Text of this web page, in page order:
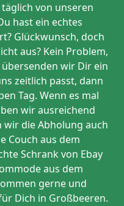
von unseren
hast ein echtes
Glückwunsch, doch
aus? Kein Problem,
wir Dir ein
zeitlich passt, dann
Tag. Wenn es mal
wir ausreichend
wir die Abholung auch
Couch aus dem
Schrank von Ebay
aus dem
gerne und
Dich in Großbeeren.